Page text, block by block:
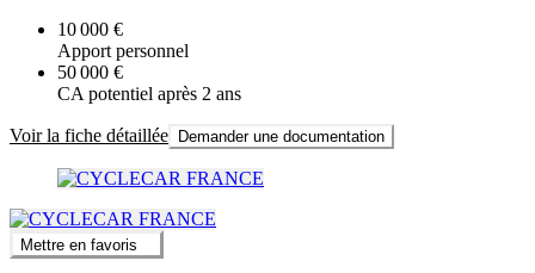
10 000 €
Apport personnel
50 000 €
CA potentiel après 2 ans
Voir la fiche détaillée Demander une documentation
Mettre en favoris